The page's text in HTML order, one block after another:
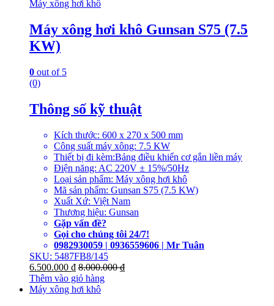
Máy xông hơi khô
Máy xông hơi khô Gunsan S75 (7.5
KW)
0 out of 5
(0)
Thông số kỹ thuật
Kích thước: 600 x 270 x 500 mm
Công suất máy xông: 7.5 KW
Thiết bị đi kèm:Bảng điều khiển cơ gắn liền máy
Điện năng: AC 220V ± 15%/50Hz
Loại sản phẩm: Máy xông hơi khô
Mã sản phẩm: Gunsan S75 (7.5 KW)
Xuất Xứ: Việt Nam
Thương hiệu: Gunsan
Gặp vấn đề?
Gọi cho chúng tôi 24/7!
0982930059 | 0936559606 | Mr Tuân
SKU: 5487FB8/145
6.500.000 ₫ 8.000.000₫
Thêm vào giỏ hàng
Máy xông hơi khô